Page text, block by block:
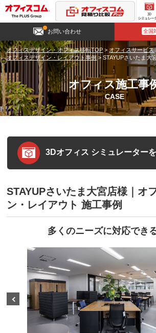
3D
シミ
レー
ー
お問い合わせ 全国
オフィスデザイン・オフィス移転TOP > オフィスサービス
オフィスデザイン・レイアウト事例 >STAYUPさいたま大
オフィス施工事
CASE
3Dオフィス シミュレーター
STAYUPさいたま大宮店様｜オ
ン・レイアウト 施工事例
多くのニーズに対応でき